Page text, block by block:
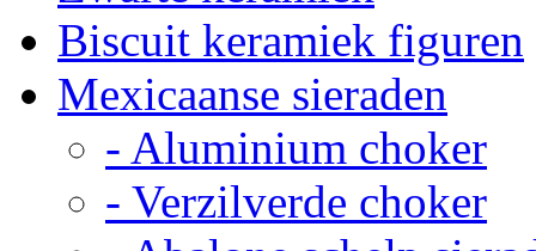
Biscuit keramiek figuren
Mexicaanse sieraden
- Aluminium choker
- Verzilverde choker